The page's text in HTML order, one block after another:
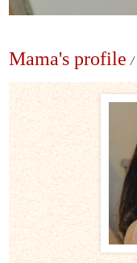
Mama's profile /